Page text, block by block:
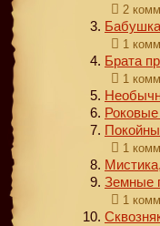
2
1
Брата
1
1
Земные
1